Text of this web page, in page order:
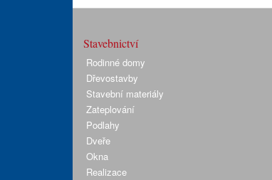
Stavebnictví
Rodinné domy
Dřevostavby
Stavební materiály
Zateplování
Podlahy
Dveře
Okna
Realizace